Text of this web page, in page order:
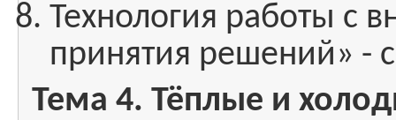
Технология работы с
принятия решений» -
Тема 4. Тёплые и